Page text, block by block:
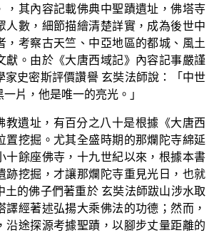
，其內容記載佛典中聖蹟遺址，佛塔寺
人數，細節描繪清楚詳實，成為後世中
，考察古天竺、中亞地區的都城、風土
獻。由於《大唐西域記》內容記事嚴謹
家史密斯評價讚譽 玄奘法師說：「中世
片，他是唯一的亮光。」
教遺址，有百分之八十是根據《大唐西
置挖掘。尤其全盛時期的那爛陀寺綿延
十餘座佛寺，十九世紀以來，根據本書
跡挖掘，才讓那爛陀寺重見光日，也就
土的佛子們著重於 玄奘法師跋山涉水取
譯經著述弘揚大乘佛法的功德；然而，
沿途探源考據聖蹟，以腳步丈量距離的